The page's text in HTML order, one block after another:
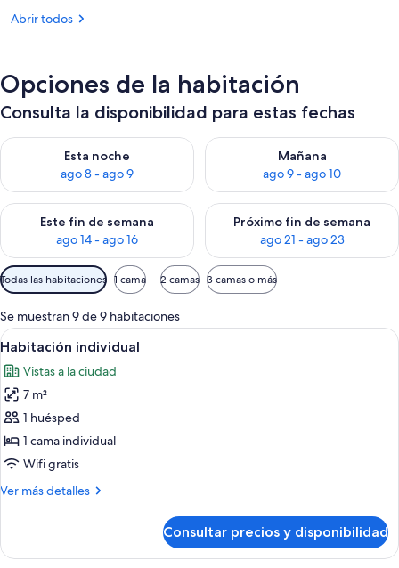
Abrir todos
Opciones de la habitación
Consulta la disponibilidad para estas fechas
Esta noche
ago 8 - ago 9
Consulta la disponibilidad para esta noche, ago 8 - ago 9
Mañana
ago 9 - ago 10
Consulta la disponibilidad
Este fin de semana
ago 14 - ago 16
Consulta la disponibilidad para este fin de semana, ago 14 -
Próximo fin de semana
ago 21 - ago 23
Consulta la disponibilidad
Filtros
disponibles
para
las
habitaciones
Todas las habitaciones 1 cama 2 camas 3 camas o más
Se muestran 9 de 9 habitaciones
Abrir
todas
las
fotos
de
Habitación
individual
Una cama individual con colcha gris
9
Habitación individual
Vistas a la ciudad
7 m²
1 huésped
1 cama individual
Wifi gratis
Ver más detalles
Más
individual
Consultar precios y disponibilidad